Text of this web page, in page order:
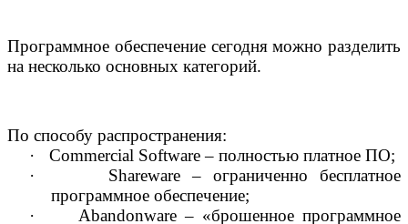
Программное обеспечение сегодня можно разделить
на несколько основных категорий.
По способу распространения:
·
Commercial Software– полностью платное ПО;
·
Shareware– ограниченно бесплатное
программное обеспечение;
·
Abandonware – «брошенное программное